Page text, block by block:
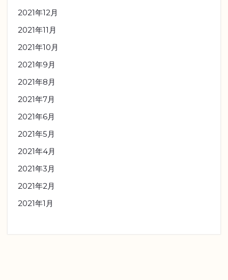
2021年12月
2021年11月
2021年10月
2021年9月
2021年8月
2021年7月
2021年6月
2021年5月
2021年4月
2021年3月
2021年2月
2021年1月